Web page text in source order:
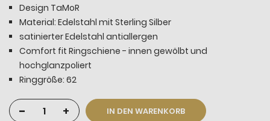
Design TaMoR
Material: Edelstahl mit Sterling Silber
satinierter Edelstahl antiallergen
Comfort fit Ringschiene - innen gewölbt und
hochglanzpoliert
Ringgröße: 62
- + IN DEN WARENKORB